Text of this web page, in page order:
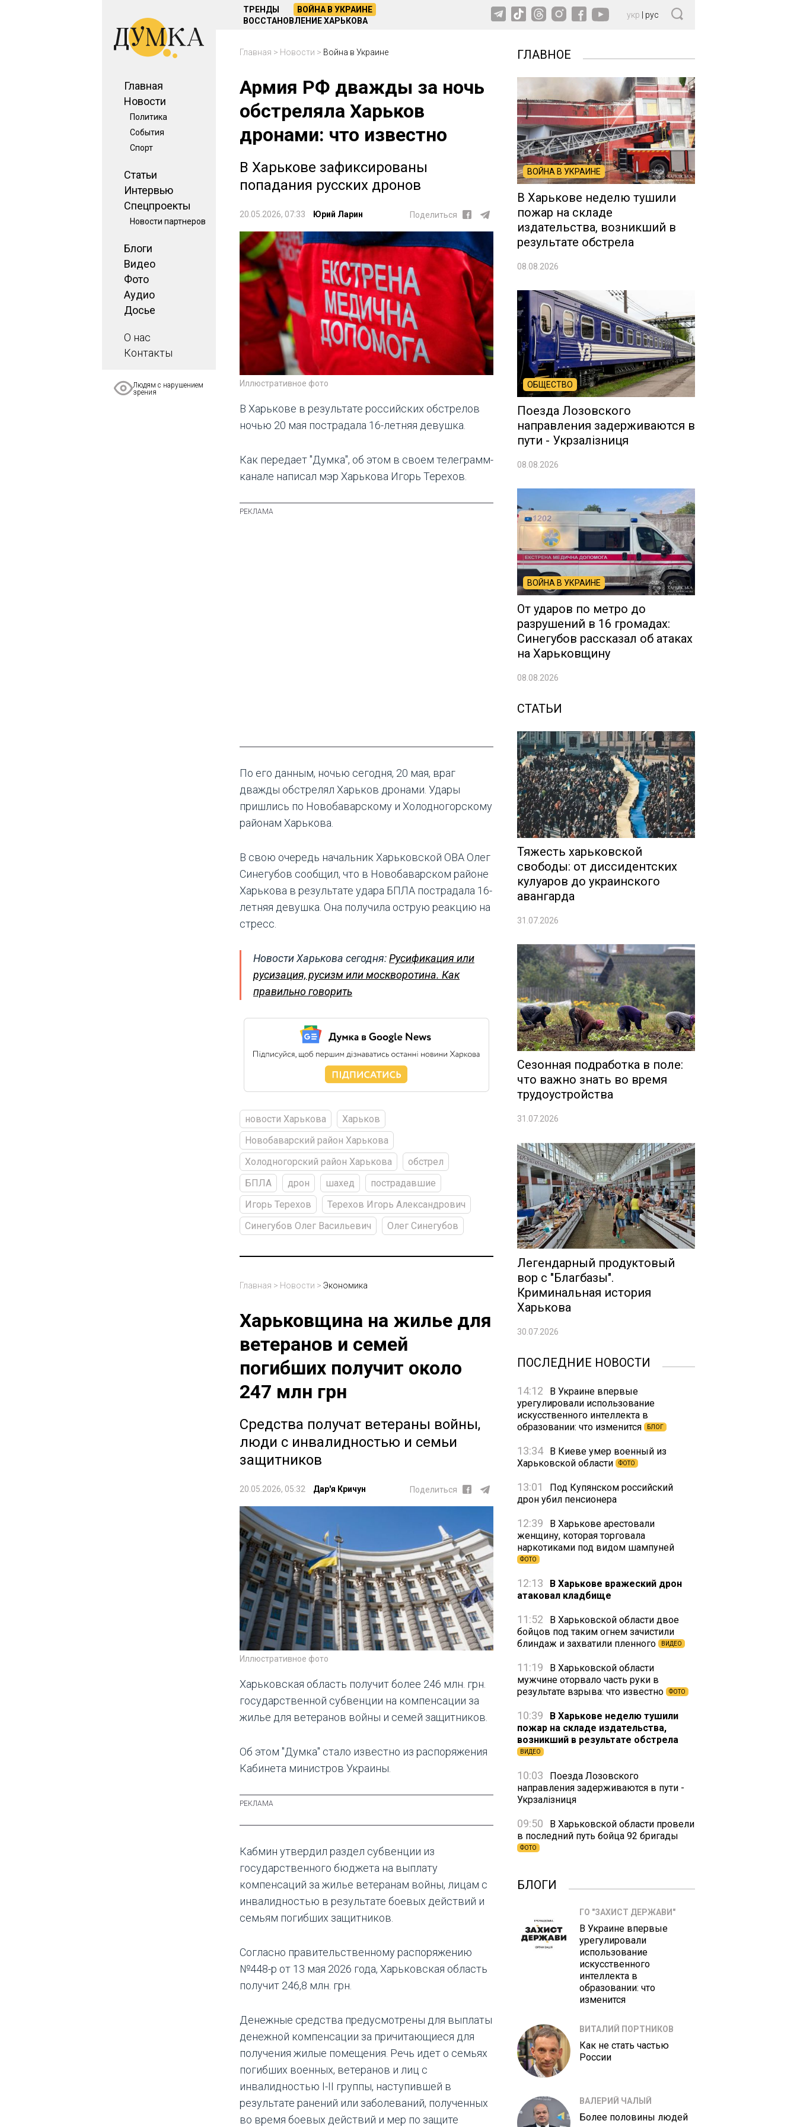
Главная
Новости
Политика
События
Спорт
Статьи
Интервью
Спецпроекты
Новости партнеров
Блоги
Видео
Фото
Аудио
Досье
О нас
Контакты
Людям с нарушением
зрения
ТРЕНДЫ
ВОЙНА В УКРАИНЕ
ВОССТАНОВЛЕНИЕ ХАРЬКОВА
укр рус
Главная > Новости > Война в Украине
Армия РФ дважды за ночь
обстреляла Харьков
дронами: что известно
В Харькове зафиксированы
попадания русских дронов
20.05.2026, 07:33 Юрий Ларин Поделиться
Иллюстративное фото
В Харькове в результате российских обстрелов
ночью 20 мая пострадала 16-летняя девушка.
Как передает "Думка", об этом в своем телеграмм-
канале написал мэр Харькова Игорь Терехов.
По его данным, ночью сегодня, 20 мая, враг
дважды обстрелял Харьков дронами. Удары
пришлись по Новобаварскому и Холодногорскому
районам Харькова.
В свою очередь начальник Харьковской ОВА Олег
Синегубов сообщил, что в Новобаварском районе
Харькова в результате удара БПЛА пострадала 16-
летняя девушка. Она получила острую реакцию на
стресс.
Новости Харькова сегодня:Русификация или
русизация, русизм или москворотина. Как
правильно говорить
новости Харькова
Харьков
Новобаварский район Харькова
Холодногорский район Харькова
обстрел
БПЛА
дрон шахед
пострадавшие
Игорь Терехов
Терехов Игорь Александрович
Синегубов Олег Васильевич
Олег Синегубов
Главная > Новости > Экономика
Харьковщина на жилье для
ветеранов и семей
погибших получит около
247 млн грн
Средства получат ветераны войны,
люди с инвалидностью и семьи
защитников
20.05.2026, 05:32 Дар'я Кричун Поделиться
Иллюстративное фото
Харьковская область получит более 246 млн. грн.
государственной субвенции на компенсации за
жилье для ветеранов войны и семей защитников.
Об этом "Думка" стало известно из распоряжения
Кабинета министров Украины.
Кабмин утвердил раздел субвенции из
государственного бюджета на выплату
компенсаций за жилье ветеранам войны, лицам с
инвалидностью в результате боевых действий и
семьям погибших защитников.
Согласно правительственному распоряжению
№448-р от 13 мая 2026 года, Харьковская область
получит 246,8 млн. грн.
Денежные средства предусмотрены для выплаты
денежной компенсации за причитающиеся для
получения жилые помещения. Речь идет о семьях
погибших военных, ветеранов и лиц с
инвалидностью I-II группы, наступившей в
результате ранений или заболеваний, полученных
во время боевых действий и мер по защите
ГЛАВНОЕ
ВОЙНА В УКРАИНЕ
В Харькове неделю тушили
пожар на складе
издательства, возникший в
результате обстрела
08.08.2026
ОБЩЕСТВО
Поезда Лозовского
направления задерживаются в
пути - Укрзалізниця
08.08.2026
ВОЙНА В УКРАИНЕ
От ударов по метро до
разрушений в 16 громадах:
Синегубов рассказал об атаках
на Харьковщину
08.08.2026
СТАТЬИ
Тяжесть харьковской
свободы: от диссидентских
кулуаров до украинского
авангарда
31.07.2026
Сезонная подработка в поле:
что важно знать во время
трудоустройства
31.07.2026
Легендарный продуктовый
вор с "Благбазы".
Криминальная история
Харькова
30.07.2026
ПОСЛЕДНИЕ НОВОСТИ
14:12
В Украине впервые
урегулировали использование
искусственного интеллекта в
образовании: что изменится
БЛОГ
13:34
В Киеве умер военный из
Харьковской области
ФОТО
13:01
Под Купянском российский
дрон убил пенсионера
12:39
В Харькове арестовали
женщину, которая торговала
наркотиками под видом шампуней
ФОТО
12:13
В Харькове вражеский дрон
атаковал кладбище
11:52
В Харьковской области двое
бойцов под таким огнем зачистили
блиндаж и захватили пленного
ВИДЕО
11:19
В Харьковской области
мужчине оторвало часть руки в
результате взрыва: что известно
ФОТО
10:39
В Харькове неделю тушили
пожар на складе издательства,
возникший в результате обстрела
ВИДЕО
10:03
Поезда Лозовского
направления задерживаются в пути -
Укрзалізниця
09:50
В Харьковской области провели
в последний путь бойца 92 бригады
ФОТО
БЛОГИ
ГО "ЗАХИСТ ДЕРЖАВИ"
В Украине впервые
урегулировали
использование
искусственного
интеллекта в
образовании: что
изменится
ВИТАЛИЙ ПОРТНИКОВ
Как не стать частью
России
ВАЛЕРИЙ ЧАЛЫЙ
Более половины людей